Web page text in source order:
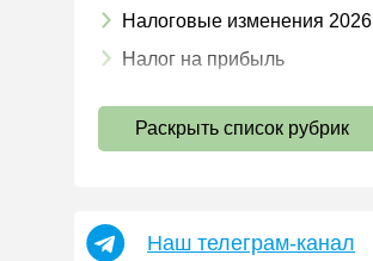
Налоговые изменения 2026
Налог на прибыль
Страховые взносы 2026
УСН
Раскрыть список рубрик
Наш телеграм-канал